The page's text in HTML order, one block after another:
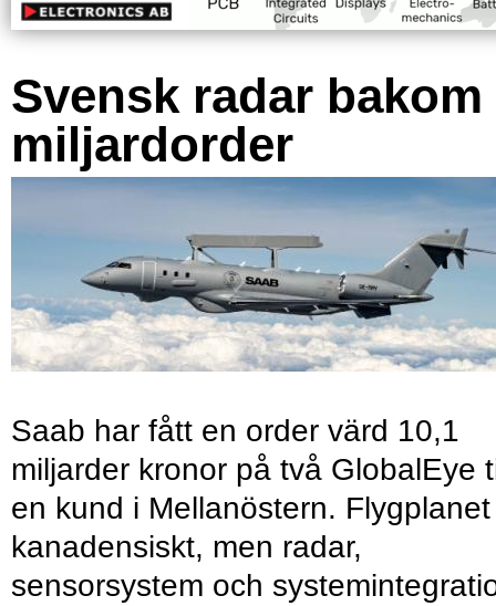
Svensk radar bakom
miljardorder
Saab har fått en order värd 10,1
miljarder kronor på två GlobalEye
en kund i Mellanöstern.
kanadensiskt, men radar,
sensorsystem och